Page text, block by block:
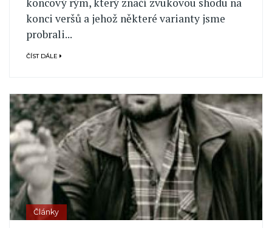
koncový rým, který značí zvukovou shodu na
konci veršů a jehož některé varianty jsme
probrali...
ČÍST DÁLE
Články